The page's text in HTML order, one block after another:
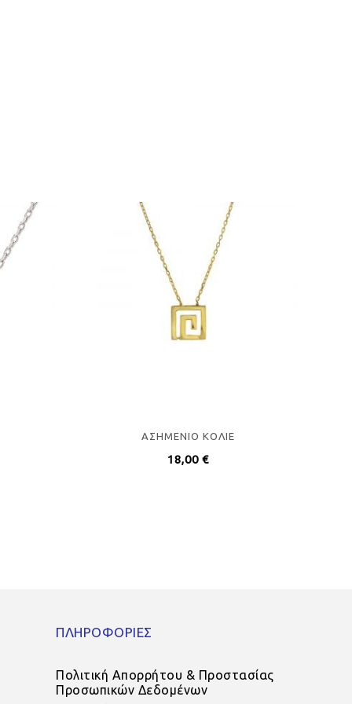
ΑΣΗΜΕΝΙO ΚΟΛΙΕ
18,00 €
ΠΛΗΡΟΦΟΡΙΕΣ
Πολιτική Απορρήτου & Προστασίας
Προσωπικών Δεδομένων